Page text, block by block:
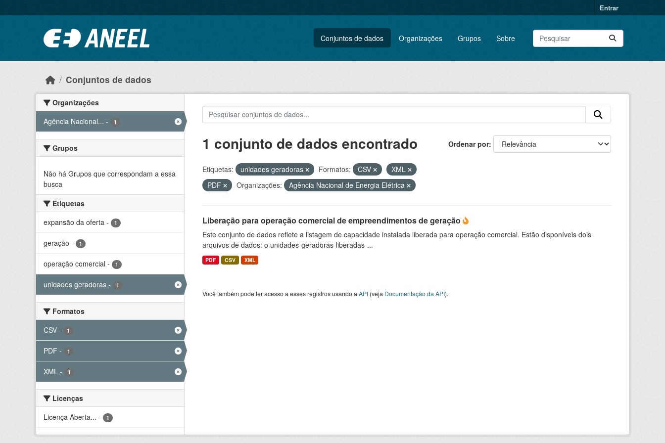
Entrar
Conjuntos de dados Organizações Grupos Sobre
Conjuntos de dados
Organizações
Agência Nacional... - 1
Grupos
Não há Grupos que correspondam a essa
busca
Etiquetas
expansão da oferta - 1
geração - 1
operação comercial - 1
unidades geradoras - 1
Formatos
CSV - 1
PDF - 1
XML - 1
Licenças
Licença Aberta... - 1
Ordenar por
1 conjunto de dados encontrado
Etiquetas: unidades geradoras Formatos: CSV
XML
PDF
Organizações: Agência Nacional de Energia Elétrica
Liberação para operação comercial de empreendimentos de geração
Este conjunto de dados reflete a listagem de capacidade instalada liberada para operação comercial. Estão disponíveis dois
arquivos de dados: o unidades-geradoras-liberadas-...
PDF CSV XML
Você também pode ter acesso a esses registros usando a API(veja Documentação da API).